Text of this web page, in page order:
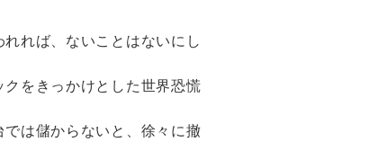
れば、ないことはないにし
をきっかけとした世界恐慌
は儲からないと、徐々に撤